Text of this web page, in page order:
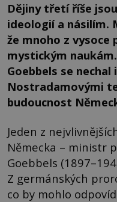
Dějiny třetí říše
ideologií a násilím.
že mnoho z vysoce
mystickým
Goebbels se
Nostradamovými
budoucnost
Jeden z
Německa – ministr
Goebbels
Z germánských
co by mohlo